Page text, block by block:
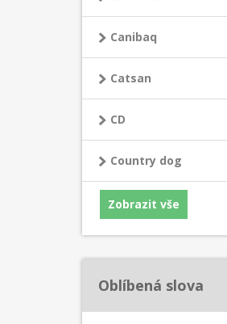
Canibaq
Catsan
CD
Country dog
Zobrazit vše
Oblíbená slova